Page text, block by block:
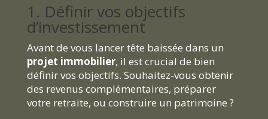
1. Définir vos objectifs
d’investissement
Avant de vous lancer tête baissée dans un
projet immobilier, il est crucial de bien
définir vos objectifs. Souhaitez-vous obtenir
des revenus complémentaires, préparer
votre retraite, ou construire un patrimoine ?